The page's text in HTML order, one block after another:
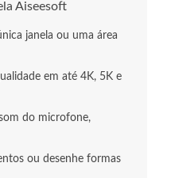
Aiseesoft
janela ou uma área
em até 4K, 5K e
do microfone,
ou desenhe formas